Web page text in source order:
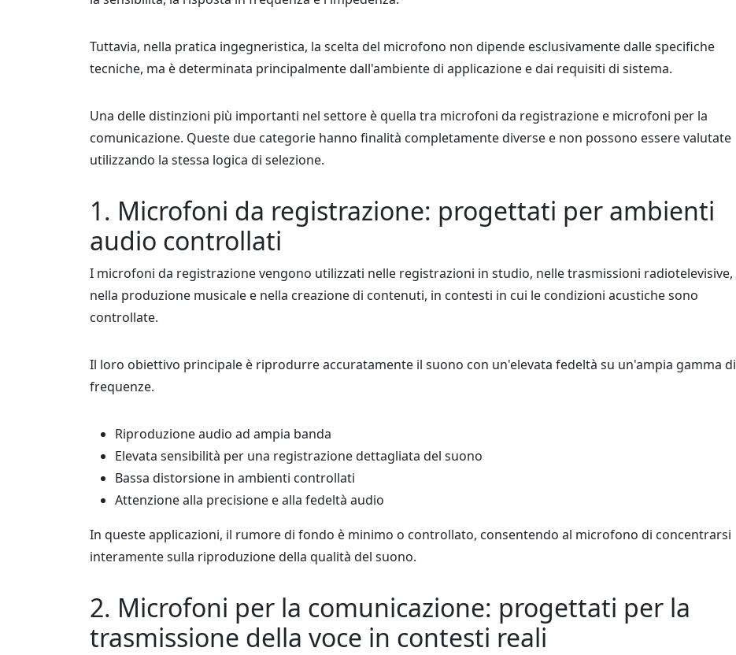
Tuttavia, nella pratica ingegneristica, la scelta del microfono non dipende esclusivamente dalle specifiche
tecniche, ma è determinata principalmente dall'ambiente di applicazione e dai requisiti di sistema.
Una delle distinzioni più importanti nel settore è quella tra microfoni da registrazione e microfoni per la
comunicazione. Queste due categorie hanno finalità completamente diverse e non possono essere valutate
utilizzando la stessa logica di selezione.
1. Microfoni da registrazione: progettati per ambienti
audio controllati
I microfoni da registrazione vengono utilizzati nelle registrazioni in studio, nelle trasmissioni radiotelevisive,
nella produzione musicale e nella creazione di contenuti, in contesti in cui le condizioni acustiche sono
controllate.
Il loro obiettivo principale è riprodurre accuratamente il suono con un'elevata fedeltà su un'ampia gamma di
frequenze.
Riproduzione audio ad ampia banda
Elevata sensibilità per una registrazione dettagliata del suono
Bassa distorsione in ambienti controllati
Attenzione alla precisione e alla fedeltà audio
In queste applicazioni, il rumore di fondo è minimo o controllato, consentendo al microfono di concentrarsi
interamente sulla riproduzione della qualità del suono.
2. Microfoni per la comunicazione: progettati per la
trasmissione della voce in contesti reali